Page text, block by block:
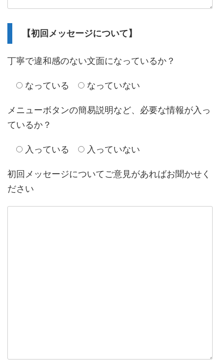
【初回メッセージについて】
丁寧で違和感のない文面になっているか？
なっている なっていない
メニューボタンの簡易説明など、必要な情報が入っ
ているか？
入っている 入っていない
初回メッセージについてご意見があればお聞かせく
ださい